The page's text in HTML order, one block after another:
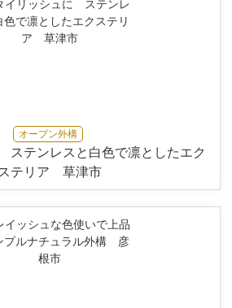
オープン外構
テンレスと白色で凛としたエク
テリア 草津市